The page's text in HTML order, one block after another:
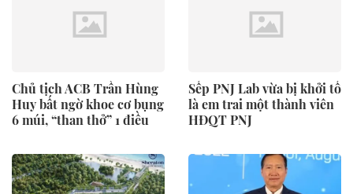
Chủ tịch ACB Trần Hùng
Huy bất ngờ khoe cơ bụng
6 múi, “than thở” 1 điều
Sếp PNJ Lab vừa bị khởi tố
là em trai một thành viên
HĐQT PNJ